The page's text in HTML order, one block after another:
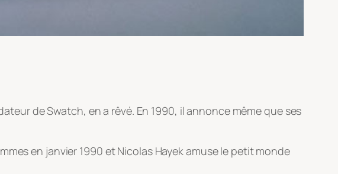
de Swatch, en a rêvé. En 1990, il annonce même que ses
en janvier 1990 et Nicolas Hayek amuse le petit monde